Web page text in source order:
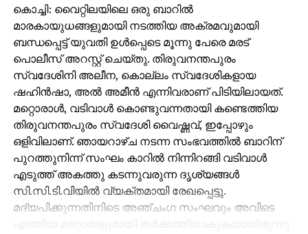
കൊച്ചി: വൈറ്റിലയിലെ ഒരു ബാറില്‍
മാരകായുധങ്ങളുമായി നടത്തിയ അക്രമവുമായി
ബന്ധപ്പെട്ട് യുവതി ഉള്‍പ്പെടെ മൂന്നു പേരെ മരട്
പൊലീസ് അറസ്റ്റ് ചെയ്തു. തിരുവനന്തപുരം
സ്വദേശിനി അലീന, കൊല്ലം സ്വദേശികളായ
ഷഹിന്‍ഷാ, അല്‍ അമീന്‍ എന്നിവരാണ് പിടിയിലായത്.
മറ്റൊരാള്‍, വടിവാള്‍ കൊണ്ടുവന്നതായി കണ്ടെത്തിയ
തിരുവനന്തപുരം സ്വദേശി വൈഷ്ണവ്, ഇപ്പോഴും
ഒളിവിലാണ്. ഞായറാഴ്ച നടന്ന സംഭവത്തില്‍ ബാറിന്
പുറത്തുനിന്ന് സംഘം കാറില്‍ നിന്നിറങ്ങി വടിവാള്‍
എടുത്ത് അകത്തു കടന്നുവരുന്ന ദൃശ്യങ്ങള്‍
സി.സി.ടി.വിയില്‍ വ്യക്തമായി രേഖപ്പെട്ടു.
മദ്യപിക്കുന്നതിനിടെ അഞ്ചംഗ സംഘവും അവിടെ